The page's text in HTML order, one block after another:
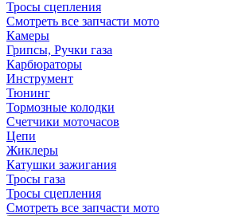
Тросы сцепления
Смотреть все запчасти мото
Камеры
Грипсы, Ручки газа
Карбюраторы
Инструмент
Тюнинг
Тормозные колодки
Счетчики моточасов
Цепи
Жиклеры
Катушки зажигания
Тросы газа
Тросы сцепления
Смотреть все запчасти мото